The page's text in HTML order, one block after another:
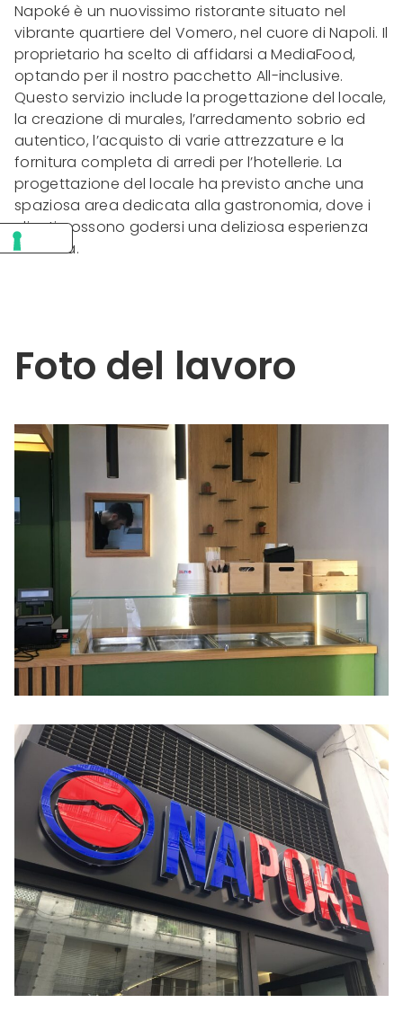
Napoké è un nuovissimo ristorante situato nel
vibrante quartiere del Vomero, nel cuore di Napoli. Il
proprietario ha scelto di affidarsi a MediaFood,
optando per il nostro pacchetto All-inclusive.
Questo servizio include la progettazione del locale,
la creazione di murales, l’arredamento sobrio ed
autentico, l’acquisto di varie attrezzature e la
fornitura completa di arredi per l’hotellerie. La
progettazione del locale ha previsto anche una
spaziosa area dedicata alla gastronomia, dove i
clienti possono godersi una deliziosa esperienza
culinaria.
Foto del lavoro